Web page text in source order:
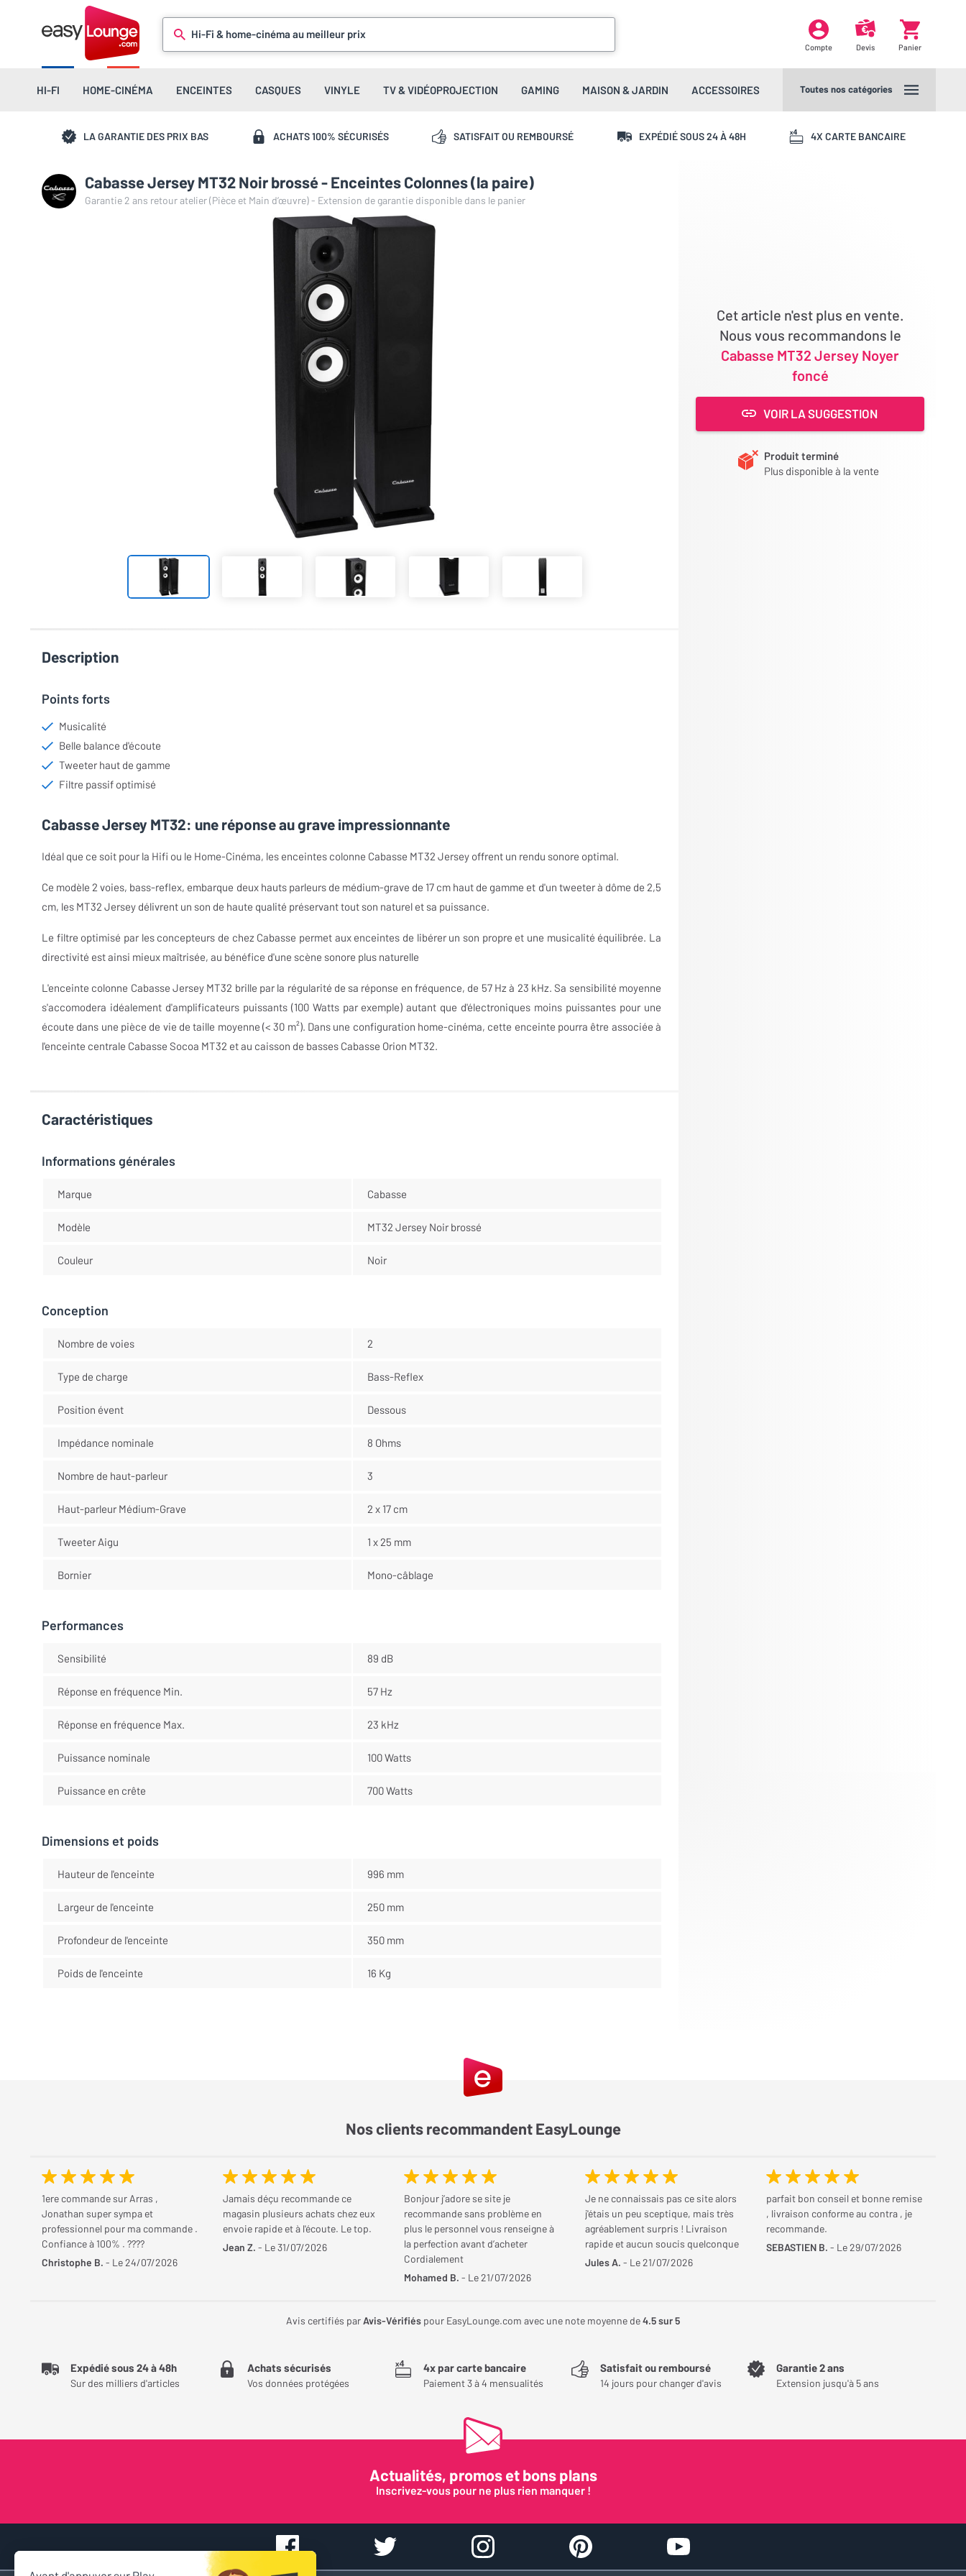
Hi-Fi & home-cinéma au meilleur prix
Compte Devis Panier
HI-FI HOME-CINÉMA ENCEINTES CASQUES VINYLE TV & VIDÉOPROJECTION GAMING MAISON & JARDIN ACCESSOIRES Toutes nos catégories
LA GARANTIE DES PRIX BAS ACHATS 100% SÉCURISÉS SATISFAIT OU REMBOURSÉ EXPÉDIÉ SOUS 24 À 48H 4X CARTE BANCAIRE
Cabasse Jersey MT32 Noir brossé - Enceintes Colonnes (la paire)
Garantie 2 ans retour atelier (Pièce et Main d’œuvre) - Extension de garantie disponible dans le panier
Cet article n'est plus en vente.
Nous vous recommandons le
Cabasse MT32 Jersey Noyer
foncé
VOIR LA SUGGESTION
Produit terminé
Plus disponible à la vente
Description
Points forts
Musicalité
Belle balance d'écoute
Tweeter haut de gamme
Filtre passif optimisé
Cabasse Jersey MT32: une réponse au grave impressionnante
Idéal que ce soit pour la Hifi ou le Home-Cinéma, les enceintes colonne Cabasse MT32 Jersey offrent un rendu sonore optimal.
Ce modèle 2 voies, bass-reflex, embarque deux hauts parleurs de médium-grave de 17 cm haut de gamme et d'un tweeter à dôme de 2,5
cm, les MT32 Jersey délivrent un son de haute qualité préservant tout son naturel et sa puissance.
Le filtre optimisé par les concepteurs de chez Cabasse permet aux enceintes de libérer un son propre et une musicalité équilibrée. La
directivité est ainsi mieux maîtrisée, au bénéfice d'une scène sonore plus naturelle
L'enceinte colonne Cabasse Jersey MT32 brille par la régularité de sa réponse en fréquence, de 57 Hz à 23 kHz. Sa sensibilité moyenne
s'accomodera idéalement d'amplificateurs puissants (100 Watts par exemple) autant que d'électroniques moins puissantes pour une
écoute dans une pièce de vie de taille moyenne (< 30 m²). Dans une configuration home-cinéma, cette enceinte pourra être associée à
l'enceinte centrale Cabasse Socoa MT32 et au caisson de basses Cabasse Orion MT32.
Caractéristiques
Informations générales
Marque Cabasse
Modèle MT32 Jersey Noir brossé
Couleur Noir
Conception
Nombre de voies 2
Type de charge Bass-Reflex
Position évent Dessous
Impédance nominale 8 Ohms
Nombre de haut-parleur 3
Haut-parleur Médium-Grave 2 x 17 cm
Tweeter Aigu 1 x 25 mm
Bornier Mono-câblage
Performances
Sensibilité 89 dB
Réponse en fréquence Min. 57 Hz
Réponse en fréquence Max. 23 kHz
Puissance nominale 100 Watts
Puissance en crête 700 Watts
Dimensions et poids
Hauteur de l'enceinte 996 mm
Largeur de l'enceinte 250 mm
Profondeur de l'enceinte 350 mm
Poids de l'enceinte 16 Kg
Nos clients recommandent EasyLounge
1ere commande sur Arras ,
Jonathan super sympa et
professionnel pour ma commande .
Confiance à 100% . ????
Christophe B. - Le 24/07/2026
Jamais déçu recommande ce
magasin plusieurs achats chez eux
envoie rapide et à l'écoute. Le top.
Jean Z. - Le 31/07/2026
Bonjour j’adore se site je
recommande sans problème en
plus le personnel vous renseigne à
la perfection avant d’acheter
Cordialement
Mohamed B. - Le 21/07/2026
Je ne connaissais pas ce site alors
j'étais un peu sceptique, mais très
agréablement surpris ! Livraison
rapide et aucun soucis quelconque
Jules A. - Le 21/07/2026
parfait bon conseil et bonne remise
, livraison conforme au contra , je
recommande.
SEBASTIEN B. - Le 29/07/2026
Avis certifiés parAvis-Vérifiés pour EasyLounge.com avec une note moyenne de4.5sur 5
Expédié sous 24 à 48h
Sur des milliers d'articles
Achats sécurisés
Vos données protégées
4x par carte bancaire
Paiement 3 à 4 mensualités
Satisfait ou remboursé
14 jours pour changer d'avis
Garantie 2 ans
Extension jusqu'à 5 ans
Actualités, promos et bons plans
Inscrivez-vous pour ne plus rien manquer !